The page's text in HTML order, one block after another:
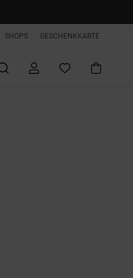
SHOPS GESCHENKKARTE